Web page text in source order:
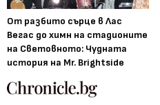
От разбито сърце в Лас
Вегас до химн на стадионите
на Световното: Чудната
история на Mr. Brightside